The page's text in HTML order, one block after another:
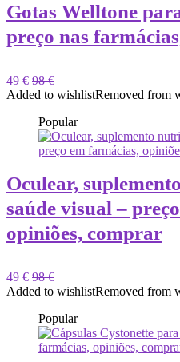
Gotas Welltone
preço nas
49 € 98 €
Added to wishlistRemoved from
Popular
Oculear,
saúde visual –
opiniões, comprar
49 € 98 €
Added to wishlistRemoved from
Popular